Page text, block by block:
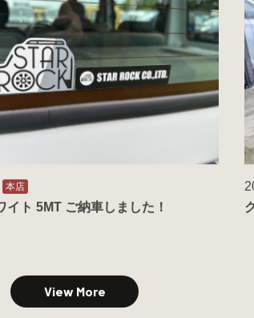
本店
イト 5MT ご納車しました！
View More